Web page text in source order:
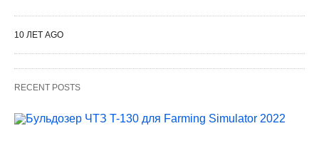
10 ЛЕТ AGO
RECENT POSTS